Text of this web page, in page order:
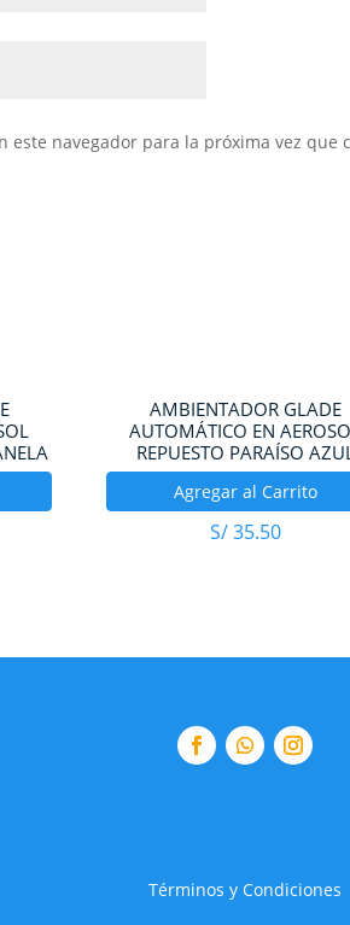
navegador para la próxima vez que
AMBIENTADOR GLADE
AUTOMÁTICO EN
REPUESTO PARAÍSO
Agregar al Carrito
S/35.50
Términos y Condiciones